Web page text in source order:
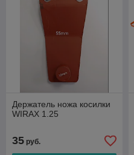
Держатель ножа косилки
WIRAX 1.25
35 руб.